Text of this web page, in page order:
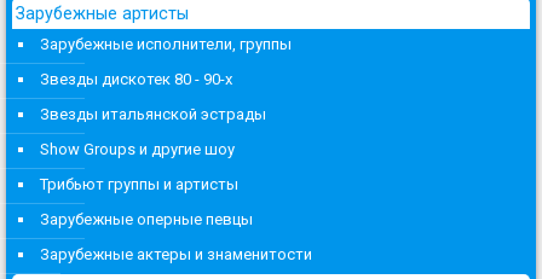
Зарубежные артисты
Зарубежные исполнители, группы
Звезды дискотек 80 - 90-х
Звезды итальянской эстрады
Show Groups и другие шоу
Трибьют группы и артисты
Зарубежные оперные певцы
Зарубежные актеры и знаменитости